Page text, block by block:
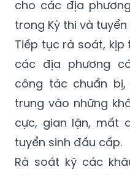
Theo dõi sát, chủ
kịp thời tháo gỡ
cho các địa
trong Kỳ thi và
Tiếp tục rà soát,
các địa phương
công tác chuẩn
trung vào những
cực, gian lận, mất